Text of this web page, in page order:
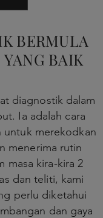
BERMULA
BAIK
diagnostik dalam
Ia adalah cara
untuk merekodkan
menerima rutin
masa kira-kira 2
dan teliti, kami
perlu diketahui
dan gaya